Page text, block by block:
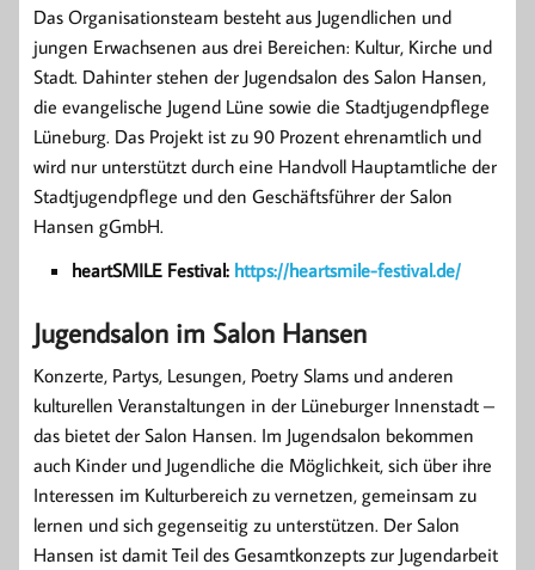
Das Organisationsteam besteht aus Jugendlichen und
jungen Erwachsenen aus drei Bereichen: Kultur, Kirche und
Stadt. Dahinter stehen der Jugendsalon des Salon Hansen,
die evangelische Jugend Lüne sowie die Stadtjugendpflege
Lüneburg. Das Projekt ist zu 90 Prozent ehrenamtlich und
wird nur unterstützt durch eine Handvoll Hauptamtliche der
Stadtjugendpflege und den Geschäftsführer der Salon
Hansen gGmbH.
heartSMILE Festival: https://heartsmile-festival.de/
Jugendsalon im Salon Hansen
Konzerte, Partys, Lesungen, Poetry Slams und anderen
kulturellen Veranstaltungen in der Lüneburger Innenstadt –
das bietet der Salon Hansen. Im Jugendsalon bekommen
auch Kinder und Jugendliche die Möglichkeit, sich über ihre
Interessen im Kulturbereich zu vernetzen, gemeinsam zu
lernen und sich gegenseitig zu unterstützen. Der Salon
Hansen ist damit Teil des Gesamtkonzepts zur Jugendarbeit